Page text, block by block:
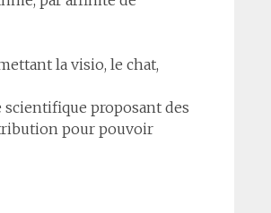
la visio, le chat,
proposant des
pour pouvoir